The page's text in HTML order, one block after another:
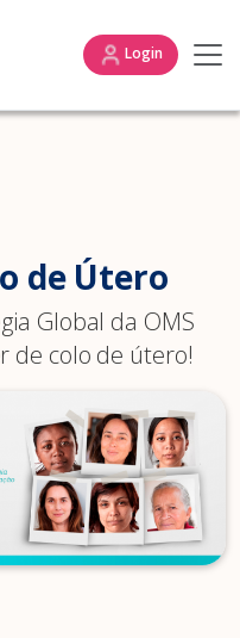
Login
de Útero
Global da OMS
de colo de útero!